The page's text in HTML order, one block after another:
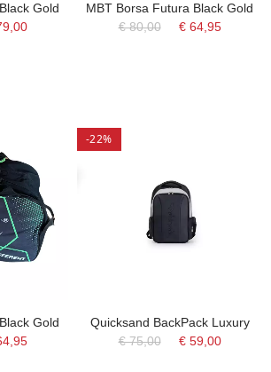
Gold
MBT Borsa Futura Black Gold
€ 80,00
€ 64,95
Gold
-22%
Quicksand BackPack Luxury
€ 75,00
€ 59,00